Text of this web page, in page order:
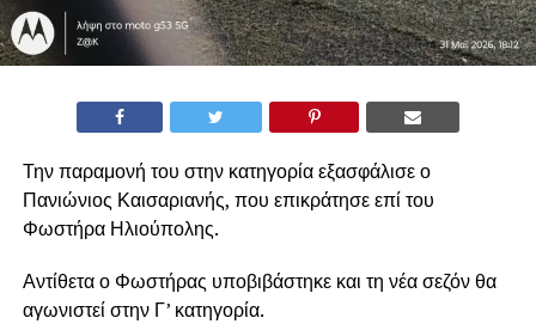
Την παραμονή του στην κατηγορία εξασφάλισε ο
Πανιώνιος Καισαριανής, που επικράτησε επί του
Φωστήρα Ηλιούπολης.
Αντίθετα ο Φωστήρας υποβιβάστηκε και τη νέα σεζόν θα
αγωνιστεί στην Γ’ κατηγορία.